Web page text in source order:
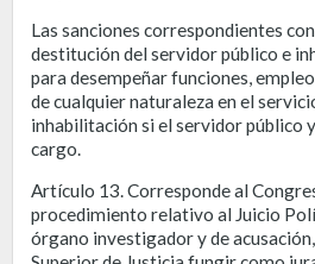
Las sanciones correspondientes
destitución del servidor público e
para desempeñar funciones,
de cualquier naturaleza en el
inhabilitación si el servidor público
cargo.
Artículo 13. Corresponde al
procedimiento relativo al Juicio
órgano investigador y de